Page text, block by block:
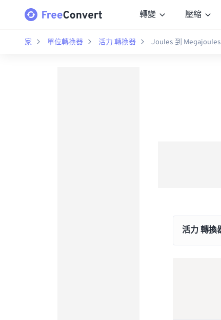
轉變 壓縮
家 單位轉換器 活力 轉換器 Joules 到 Megajoules